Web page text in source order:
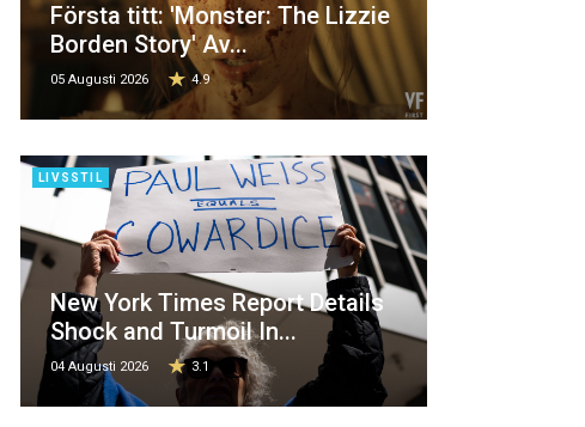
Första titt: 'Monster: The Lizzie
Borden Story' Av...
05 Augusti 2026 4.9
LIVSSTIL
New York Times Report Details
Shock and Turmoil In...
04 Augusti 2026 3.1